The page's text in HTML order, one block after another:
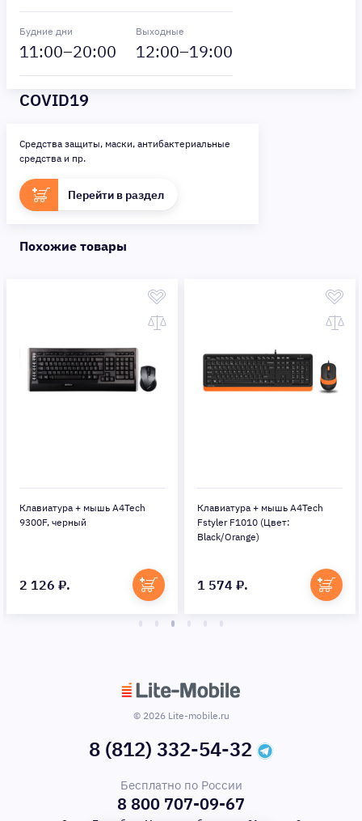
Будние дни
11:00–20:00
Выходные
12:00–19:00
COVID19
Средства защиты, маски, антибактериальные
средства и пр.
Перейти в раздел
Похожие товары
Клавиатура + мышь A4Tech
9300F, черный
2 126 ₽.
Клавиатура + мышь A4Tech
Fstyler F1010 (Цвет:
Black/Orange)
1 574 ₽.
© 2026 Lite-mobile.ru
8 (812) 332-54-32
Бесплатно по России
8 800 707-09-67